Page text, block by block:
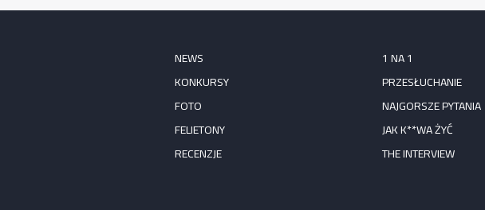
NEWS
KONKURSY
FOTO
FELIETONY
RECENZJE
1 NA 1
PRZESŁUCHANIE
NAJGORSZE PYTANIA
JAK K**WA ŻYĆ
THE INTERVIEW